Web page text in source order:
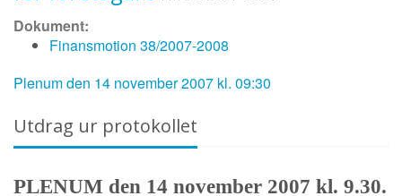
Dokument:
Finansmotion 38/2007-2008
Plenum den 14 november 2007 kl. 09:30
Utdrag ur protokollet
PLENUM den 14 november 2007 kl. 9.30.